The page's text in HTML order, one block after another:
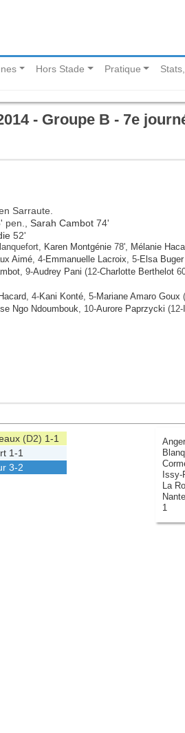
Hors Stade Pratique
- Groupe B - 7e
Sarraute.
pen., Sarah Cambot 74'
52'
Karen Montgénie 78', Mélanie
Aimé , 4-Emmanuelle Lacroix , 5-Elsa Buger
, 9-Audrey Pani (12-Charlotte Berthelot
, 4-Kani Konté , 5-Mariane Amaro Goux
Ngo Ndoumbouk , 10-Aurore Paprzycki (12-
(D2) 1-1
1-1
3-2
Issy-
La
1